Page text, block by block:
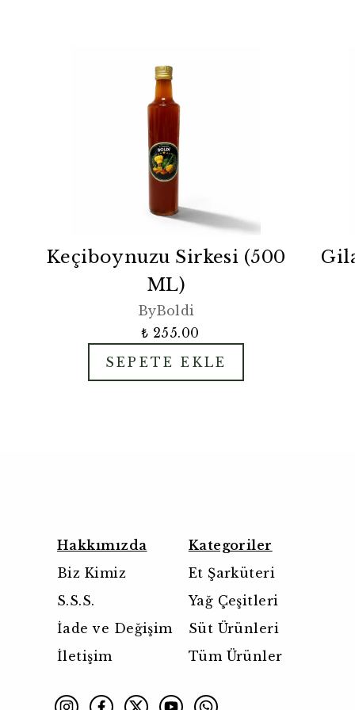
Keçiboynuzu Sirkesi (500
ML)
ByBoldi
₺ 255.00
SEPETE EKLE
Hakkımızda
Biz Kimiz
S.S.S.
İade ve Değişim
İletişim
Kategoriler
Et Şarküteri
Yağ Çeşitleri
Süt Ürünleri
Tüm Ürünler